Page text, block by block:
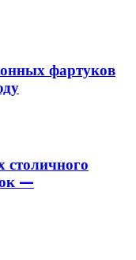
фартуков
столичного
—